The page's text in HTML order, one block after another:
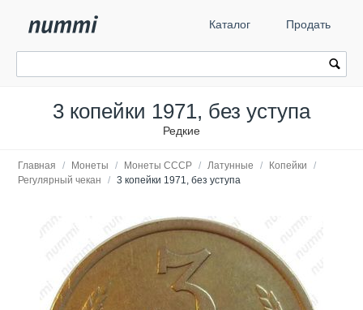
Каталог Продать
3 копейки 1971, без уступа
Редкие
Главная / Монеты / Монеты СССР / Латунные / Копейки
/
Регулярный чекан
/ 3 копейки 1971, без уступа